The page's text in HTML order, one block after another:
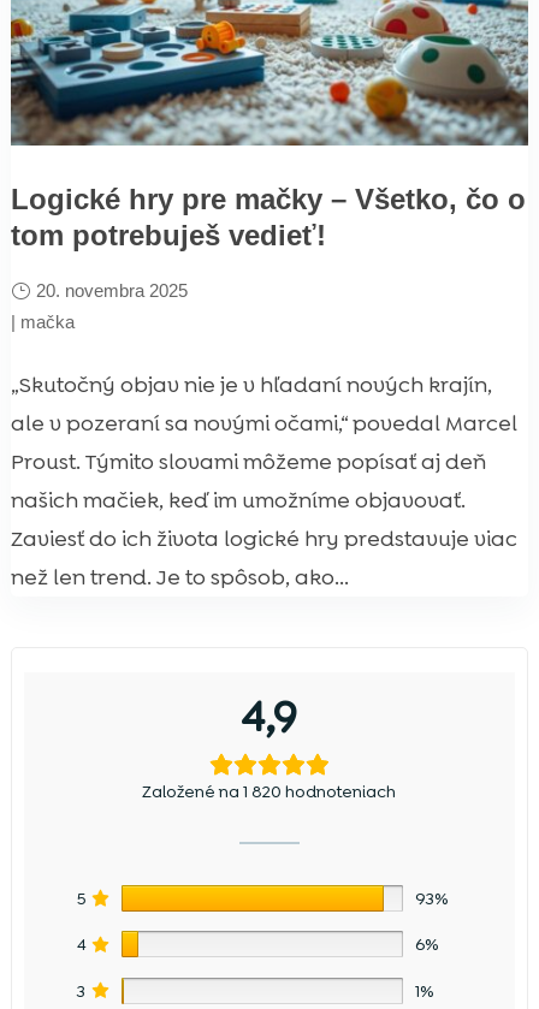
Logické hry pre mačky – Všetko, čo o
tom potrebuješ vedieť!
20. novembra 2025
| mačka
„Skutočný objav nie je v hľadaní nových krajín,
ale v pozeraní sa novými očami,“ povedal Marcel
Proust. Týmito slovami môžeme popísať aj deň
našich mačiek, keď im umožníme objavovať.
Zaviesť do ich života logické hry predstavuje viac
než len trend. Je to spôsob, ako...
4,9
Založené na 1 820 hodnoteniach
5 93%
4 6%
3 1%